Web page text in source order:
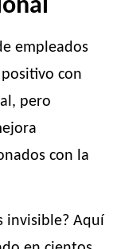
empleados
con
pero
con la
invisible? Aquí